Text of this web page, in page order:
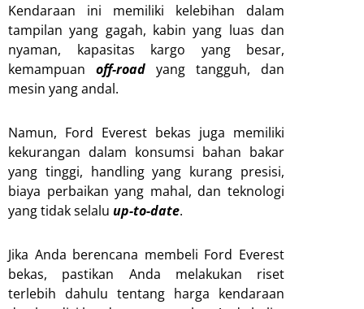
Kendaraan ini memiliki kelebihan dalam
tampilan yang gagah, kabin yang luas dan
nyaman, kapasitas kargo yang besar,
kemampuan off-road yang tangguh, dan
mesin yang andal.
Namun, Ford Everest bekas juga memiliki
kekurangan dalam konsumsi bahan bakar
yang tinggi, handling yang kurang presisi,
biaya perbaikan yang mahal, dan teknologi
yang tidak selalu up-to-date.
Jika Anda berencana membeli Ford Everest
bekas, pastikan Anda melakukan riset
terlebih dahulu tentang harga kendaraan